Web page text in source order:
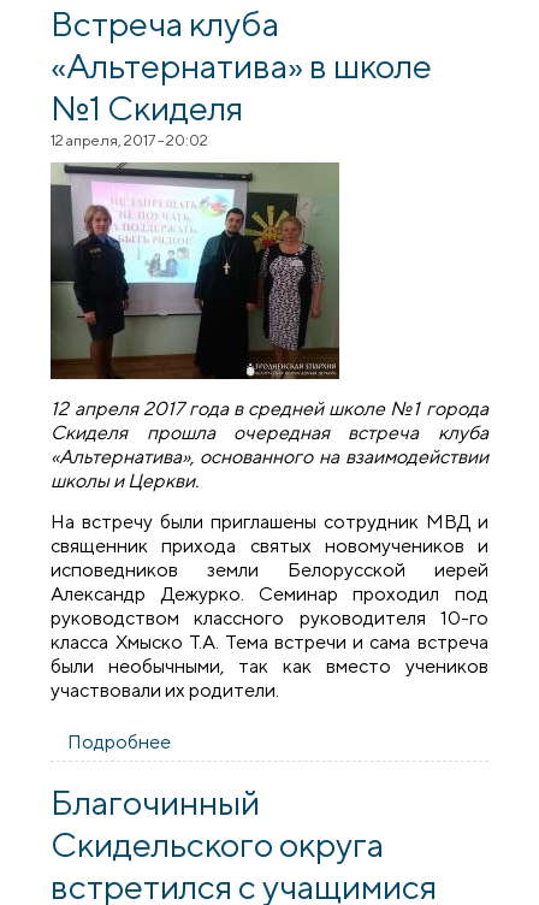
Встреча клуба
«Альтернатива» в школе
№1 Скиделя
12 апреля, 2017 - 20:02
12 апреля 2017 года в средней школе №1 города
Скиделя прошла очередная встреча клуба
«Альтернатива», основанного на взаимодействии
школы и Церкви.
На встречу были приглашены сотрудник МВД и
священник прихода святых новомучеников и
исповедников земли Белорусской иерей
Александр Дежурко. Семинар проходил под
руководством классного руководителя 10-го
класса Хмыско Т.А. Тема встречи и сама встреча
были необычными, так как вместо учеников
участвовали их родители.
Подробнее
№1 Скиделя
Благочинный
Скидельского округа
встретился с учащимися